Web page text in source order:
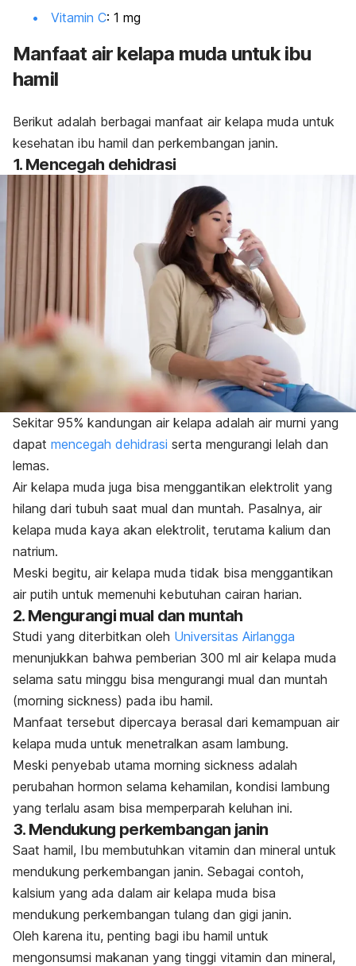
Vitamin C: 1 mg
Manfaat air kelapa muda untuk ibu
hamil
Berikut adalah berbagai manfaat air kelapa muda untuk
kesehatan ibu hamil dan perkembangan janin.
1. Mencegah dehidrasi
Sekitar 95% kandungan air kelapa adalah air murni yang
dapat mencegah dehidrasi serta mengurangi lelah dan
lemas.
Air kelapa muda juga bisa menggantikan elektrolit yang
hilang dari tubuh saat mual dan muntah. Pasalnya, air
kelapa muda kaya akan elektrolit, terutama kalium dan
natrium.
Meski begitu, air kelapa muda tidak bisa menggantikan
air putih untuk memenuhi kebutuhan cairan harian.
2. Mengurangi mual dan muntah
Studi yang diterbitkan oleh Universitas Airlangga
menunjukkan bahwa pemberian 300 ml air kelapa muda
selama satu minggu bisa mengurangi mual dan muntah
(morning sickness) pada ibu hamil.
Manfaat tersebut dipercaya berasal dari kemampuan air
kelapa muda untuk menetralkan asam lambung.
Meski penyebab utama morning sickness adalah
perubahan hormon selama kehamilan, kondisi lambung
yang terlalu asam bisa memperparah keluhan ini.
3. Mendukung perkembangan janin
Saat hamil, Ibu membutuhkan vitamin dan mineral untuk
mendukung perkembangan janin. Sebagai contoh,
kalsium yang ada dalam air kelapa muda bisa
mendukung perkembangan tulang dan gigi janin.
Oleh karena itu, penting bagi ibu hamil untuk
mengonsumsi makanan yang tinggi vitamin dan mineral,